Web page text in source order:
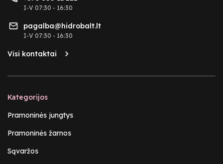
I-V 07:30 - 16:30
pagalba@hidrobalt.lt
I-V 07:30 - 16:30
Visi kontaktai
Kategorijos
Pramoninės jungtys
Pramoninės žarnos
Sąvaržos